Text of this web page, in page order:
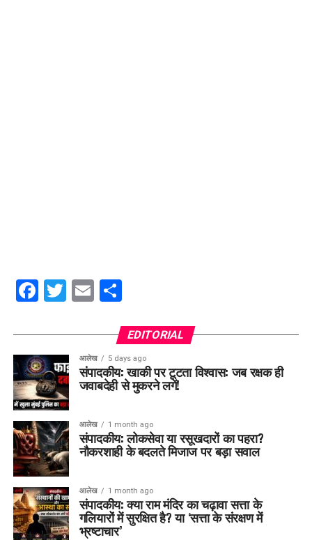
Facebook
Twitter
EmailShare
EDITORIAL
आलेख 5 days ago
संपादकीय: खाकी पर टूटता विश्वास: जब रक्षक ही
जवाबदेही से मुकरने लगें!
आलेख 1 month ago
संपादकीय: लोकसेवा या रसूखदारों का पहरा?
नौकरशाही के बदलते मिजाज पर बड़ा सवाल
आलेख 1 month ago
संपादकीय: क्या राम मंदिर का चढ़ावा सत्ता के
गलियारों में सुरक्षित है? या ‘सत्ता के संरक्षण में
भ्रष्टाचार’